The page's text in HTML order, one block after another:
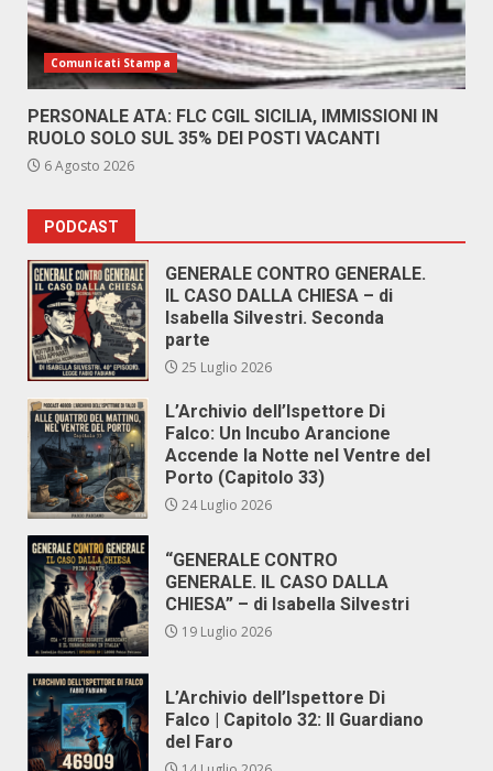
Comunicati Stampa
PERSONALE ATA: FLC CGIL SICILIA, IMMISSIONI IN
RUOLO SOLO SUL 35% DEI POSTI VACANTI
6 Agosto 2026
PODCAST
GENERALE CONTRO GENERALE.
IL CASO DALLA CHIESA – di
Isabella Silvestri. Seconda
parte
25 Luglio 2026
L’Archivio dell’Ispettore Di
Falco: Un Incubo Arancione
Accende la Notte nel Ventre del
Porto (Capitolo 33)
24 Luglio 2026
“GENERALE CONTRO
GENERALE. IL CASO DALLA
CHIESA” – di Isabella Silvestri
19 Luglio 2026
L’Archivio dell’Ispettore Di
Falco | Capitolo 32: Il Guardiano
del Faro